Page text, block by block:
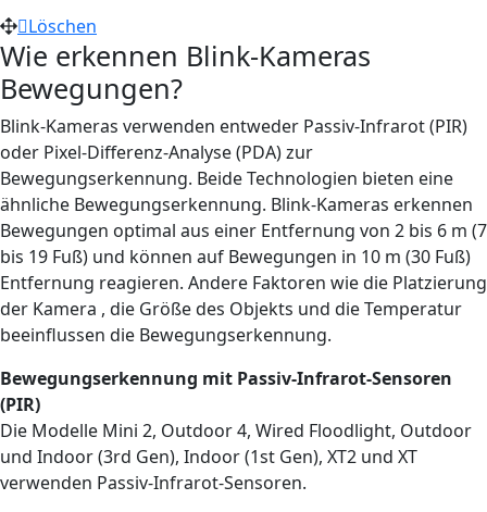
Löschen
Wie erkennen Blink-Kameras
Bewegungen?
Blink-Kameras verwenden entweder Passiv-Infrarot (PIR)
oder Pixel-Differenz-Analyse (PDA) zur
Bewegungserkennung. Beide Technologien bieten eine
ähnliche Bewegungserkennung. Blink-Kameras erkennen
Bewegungen optimal aus einer Entfernung von 2 bis 6 m (7
bis 19 Fuß) und können auf Bewegungen in 10 m (30 Fuß)
Entfernung reagieren. Andere Faktoren wie die Platzierung
der Kamera , die Größe des Objekts und die Temperatur
beeinflussen die Bewegungserkennung.
Bewegungserkennung mit Passiv-Infrarot-Sensoren
(PIR)
Die Modelle Mini 2, Outdoor 4, Wired Floodlight, Outdoor
und Indoor (3rd Gen), Indoor (1st Gen), XT2 und XT
verwenden Passiv-Infrarot-Sensoren.